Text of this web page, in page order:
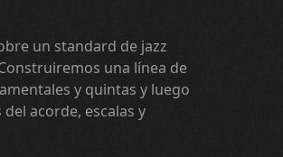
un standard de jazz
una línea de
y quintas y luego
acorde, escalas y